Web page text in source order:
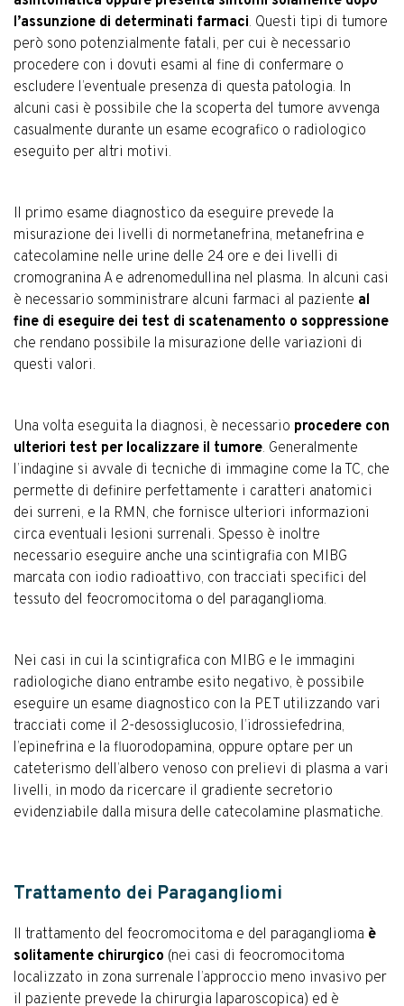
l’assunzione di determinati farmaci. Questi tipi di tumore
però sono potenzialmente fatali, per cui è necessario
procedere con i dovuti esami al fine di confermare o
escludere l’eventuale presenza di questa patologia. In
alcuni casi è possibile che la scoperta del tumore avvenga
casualmente durante un esame ecografico o radiologico
eseguito per altri motivi.
Il primo esame diagnostico da eseguire prevede la
misurazione dei livelli di normetanefrina, metanefrina e
catecolamine nelle urine delle 24 ore e dei livelli di
cromogranina A e adrenomedullina nel plasma. In alcuni casi
è necessario somministrare alcuni farmaci al paziente al
fine di eseguire dei test di scatenamento o soppressione
che rendano possibile la misurazione delle variazioni di
questi valori.
Una volta eseguita la diagnosi, è necessario procedere con
ulteriori test per localizzare il tumore. Generalmente
l’indagine si avvale di tecniche di immagine come la TC, che
permette di definire perfettamente i caratteri anatomici
dei surreni, e la RMN, che fornisce ulteriori informazioni
circa eventuali lesioni surrenali. Spesso è inoltre
necessario eseguire anche una scintigrafia con MIBG
marcata con iodio radioattivo, con tracciati specifici del
tessuto del feocromocitoma o del paraganglioma.
Nei casi in cui la scintigrafica con MIBG e le immagini
radiologiche diano entrambe esito negativo, è possibile
eseguire un esame diagnostico con la PET utilizzando vari
tracciati come il 2-desossiglucosio, l’idrossiefedrina,
l’epinefrina e la fluorodopamina, oppure optare per un
cateterismo dell’albero venoso con prelievi di plasma a vari
livelli, in modo da ricercare il gradiente secretorio
evidenziabile dalla misura delle catecolamine plasmatiche.
Trattamento dei Paragangliomi
Il trattamento del feocromocitoma e del paraganglioma è
solitamente chirurgico (nei casi di feocromocitoma
localizzato in zona surrenale l’approccio meno invasivo per
il paziente prevede la chirurgia laparoscopica) ed è